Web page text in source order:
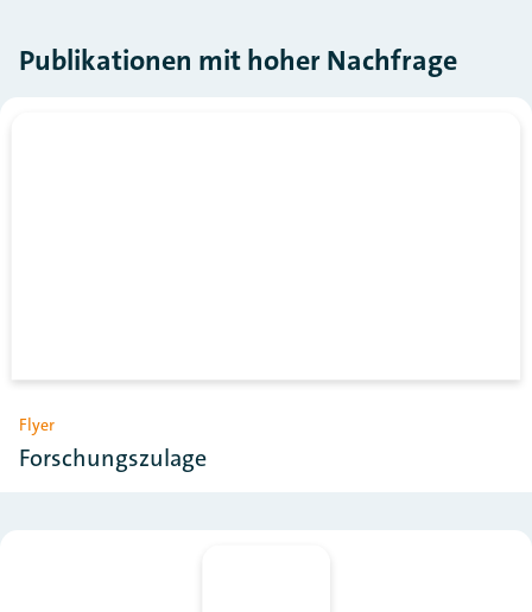
Publikationen mit hoher Nachfrage
Flyer
Forschungszulage